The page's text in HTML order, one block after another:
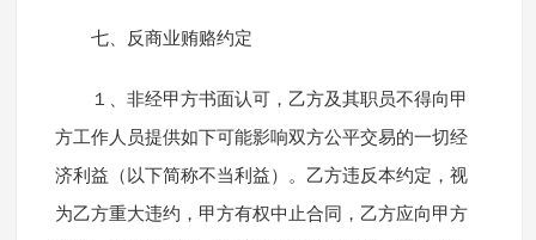
七、反商业贿赂约定
１、非经甲方书面认可，乙方及其职员不得向甲
方工作人员提供如下可能影响双方公平交易的一切经
济利益（以下简称不当利益）。乙方违反本约定，视
为乙方重大违约，甲方有权中止合同，乙方应向甲方